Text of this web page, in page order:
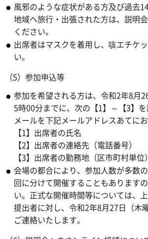
風邪のような症状がある方及び過去
地域へ旅行・出張された方は、説明
ください。
出席者はマスクを着用し、咳エチケ
い。
（5）参加申込等
参加を希望される方は、令和2年8月
5時00分までに、次の【1】～【3】
メールを下記メールアドレスあてに
【1】出席者の氏名
【2】出席者の連絡先（電話番号）
【3】出席者の勤務地（区市町村単位）
会場の都合により、参加人数が多数
回に分けて開催することもあります
い。正式な開催時間等については、
提出者に対し、令和2年8月27日（木
ご連絡いたします。